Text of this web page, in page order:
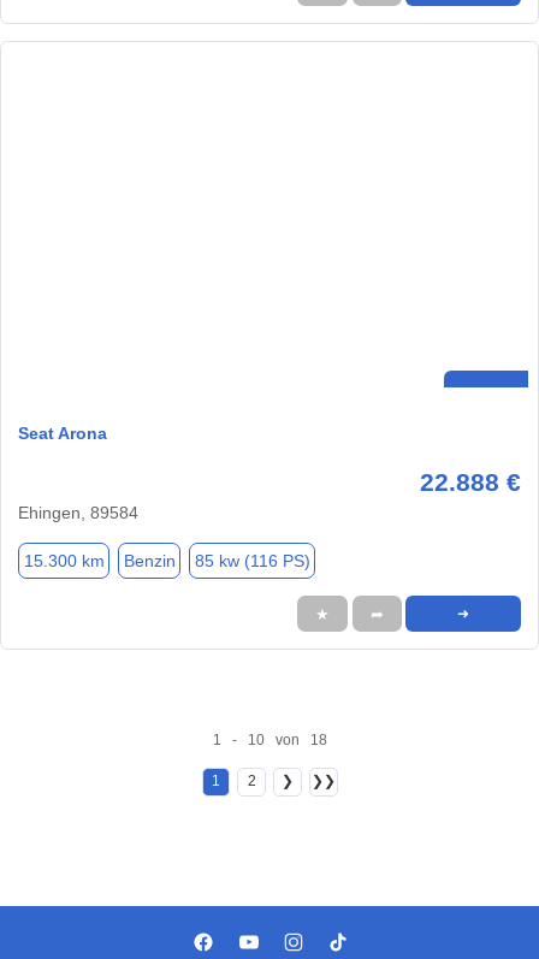
Seat Arona
22.888 €
Ehingen, 89584
15.300 km Benzin 85 kw (116 PS)
★ ➦ ➜
1 - 10 von 18
1 2 ❯ ❯❯